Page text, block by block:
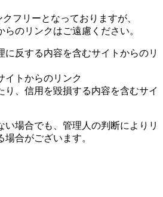
フリーとなっておりますが、
のリンクはご遠慮ください。
に反する内容を含むサイトからのリ
イトからのリンク
り、信用を毀損する内容を含むサイ
い場合でも、管理人の判断によりリ
合がございます。